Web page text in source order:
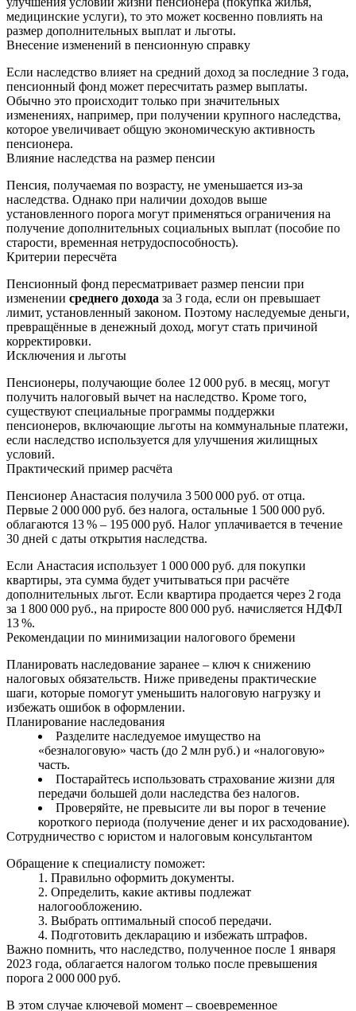
медицинские услуги), то это может косвенно повлиять на
размер дополнительных выплат и льготы.
Внесение изменений в пенсионную справку
Если наследство влияет на средний доход за последние 3 года,
пенсионный фонд может пересчитать размер выплаты.
Обычно это происходит только при значительных
изменениях, например, при получении крупного наследства,
которое увеличивает общую экономическую активность
пенсионера.
Влияние наследства на размер пенсии
Пенсия, получаемая по возрасту, не уменьшается из-за
наследства. Однако при наличии доходов выше
установленного порога могут применяться ограничения на
получение дополнительных социальных выплат (пособие по
старости, временная нетрудоспособность).
Критерии пересчёта
Пенсионный фонд пересматривает размер пенсии при
изменении среднего дохода за 3 года, если он превышает
лимит, установленный законом. Поэтому наследуемые деньги,
превращённые в денежный доход, могут стать причиной
корректировки.
Исключения и льготы
Пенсионеры, получающие более 12 000 руб. в месяц, могут
получить налоговый вычет на наследство. Кроме того,
существуют специальные программы поддержки
пенсионеров, включающие льготы на коммунальные платежи,
если наследство используется для улучшения жилищных
условий.
Практический пример расчёта
Пенсионер Анастасия получила 3 500 000 руб. от отца.
Первые 2 000 000 руб. без налога, остальные 1 500 000 руб.
облагаются 13 % – 195 000 руб. Налог уплачивается в течение
30 дней с даты открытия наследства.
Если Анастасия использует 1 000 000 руб. для покупки
квартиры, эта сумма будет учитываться при расчёте
дополнительных льгот. Если квартира продается через 2 года
за 1 800 000 руб., на приросте 800 000 руб. начисляется НДФЛ
13 %.
Рекомендации по минимизации налогового бремени
Планировать наследование заранее – ключ к снижению
налоговых обязательств. Ниже приведены практические
шаги, которые помогут уменьшить налоговую нагрузку и
избежать ошибок в оформлении.
Планирование наследования
Разделите наследуемое имущество на
«безналоговую» часть (до 2 млн руб.) и «налоговую»
часть.
Постарайтесь использовать страхование жизни для
передачи большей доли наследства без налогов.
Проверяйте, не превысите ли вы порог в течение
короткого периода (получение денег и их расходование).
Сотрудничество с юристом и налоговым консультантом
Обращение к специалисту поможет:
Правильно оформить документы.
Определить, какие активы подлежат
налогообложению.
Выбрать оптимальный способ передачи.
Подготовить декларацию и избежать штрафов.
Важно помнить, что наследство, полученное после 1 января
2023 года, облагается налогом только после превышения
порога 2 000 000 руб.
В этом случае ключевой момент – своевременное